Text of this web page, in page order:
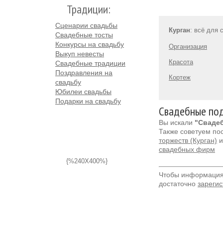
Традиции:
Сценарии свадьбы
Свадебные тосты
Конкурсы на свадьбу
Выкуп невесты
Свадебные традиции
Поздравления на
свадьбу
Юбилеи свадьбы
Подарки на свадьбу
{%240X400%}
Курган: всё для
Организация
Красота
Кортеж
Свадебные
Вы искали
Также советуем
торжеств (Курган)
свадебных фирм
Чтобы
достаточно